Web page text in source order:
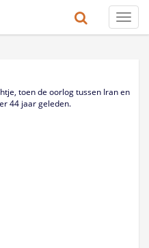
Toggle
toen de oorlog tussen Iran en
44 jaar geleden.